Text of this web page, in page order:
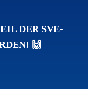
DER SVE-
🙌